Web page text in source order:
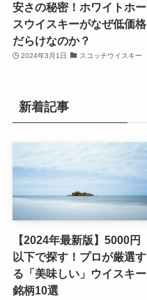
安さの秘密！ホワイトホー
スウイスキーがなぜ低価格
だらけなのか？
2024年3月1日 スコッチウイスキー
新着記事
【2024年最新版】5000円
以下で探す！プロが厳選す
る「美味しい」ウイスキー
銘柄10選